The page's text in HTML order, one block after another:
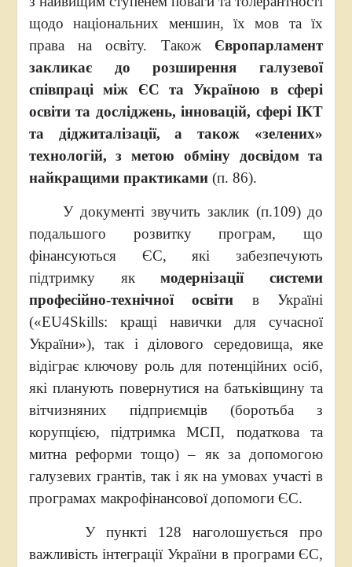
щодо національних меншин, їх мов та їх
права на освіту. Також Європарламент
закликає до розширення галузевої
співпраці між ЄС та Україною в сфері
освіти та досліджень, інновацій, сфері ІКТ
та діджиталізації, а також «зелених»
технологій, з метою обміну досвідом та
найкращими практиками(п. 86).
У документі звучить заклик (п.109) до
подальшого розвитку програм, що
фінансуються ЄС, які забезпечують
підтримку якмодернізації системи
професійно-технічної освіти в Україні
(«EU4Skills: кращі навички для сучасної
України»), так і ділового середовища, яке
відіграє ключову роль для потенційних осіб,
які планують повернутися на батьківщину та
вітчизняних підприємців (боротьба з
корупцією, підтримка МСП, податкова та
митна реформи тощо) – як за допомогою
галузевих грантів, так і як на умовах участі в
програмах макрофінансової допомоги ЄС.
У пункті 128 наголошується про
важливість інтеграції України в програми ЄС,